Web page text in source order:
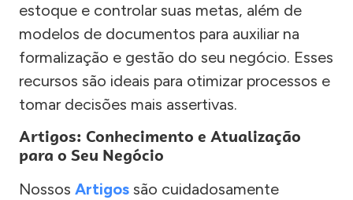
estoque e controlar suas metas, além de
modelos de documentos para auxiliar na
formalização e gestão do seu negócio. Esses
recursos são ideais para otimizar processos e
tomar decisões mais assertivas.
Artigos: Conhecimento e Atualização
para o Seu Negócio
Nossos Artigos são cuidadosamente